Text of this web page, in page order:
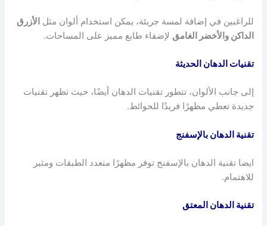
للراغبين في إضافة لمسة جريئة، يمكن استخدام ألوان مثل الأزرق
الداكن والأخضر الغامق لإضفاء طابع مميز على المساحات.
تقنيات الدهان الحديثة
إلى جانب الألوان، تتطور تقنيات الدهان أيضًا، حيث تظهر تقنيات
جديدة تعطي مظهرًا فريدًا للحوائط.
تقنية الدهان بالإسفنج
ايضا تقنية الدهان بالإسفنج توفر مظهرًا متعدد الطبقات ومثير
للاهتمام.
تقنية الدهان المعتق